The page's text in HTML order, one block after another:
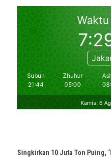
Singkirkan 10 Juta Ton Puing,